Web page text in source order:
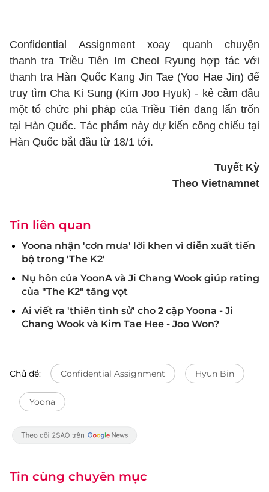
Confidential Assignment xoay quanh chuyện
thanh tra Triều Tiên Im Cheol Ryung hợp tác với
thanh tra Hàn Quốc Kang Jin Tae (Yoo Hae Jin) để
truy tìm Cha Ki Sung (Kim Joo Hyuk) - kẻ cầm đầu
một tổ chức phi pháp của Triều Tiên đang lẩn trốn
tại Hàn Quốc. Tác phẩm này dự kiến công chiếu tại
Hàn Quốc bắt đầu từ 18/1 tới.
Tuyết Kỳ
Theo Vietnamnet
Tin liên quan
Yoona nhận 'cơn mưa' lời khen vì diễn xuất tiến
bộ trong 'The K2'
Nụ hôn của YoonA và Ji Chang Wook giúp rating
của "The K2" tăng vọt
Ai viết ra 'thiên tình sử' cho 2 cặp Yoona - Ji
Chang Wook và Kim Tae Hee - Joo Won?
Chủ đề: Confidential Assignment Hyun Bin
Yoona
Tin cùng chuyên mục